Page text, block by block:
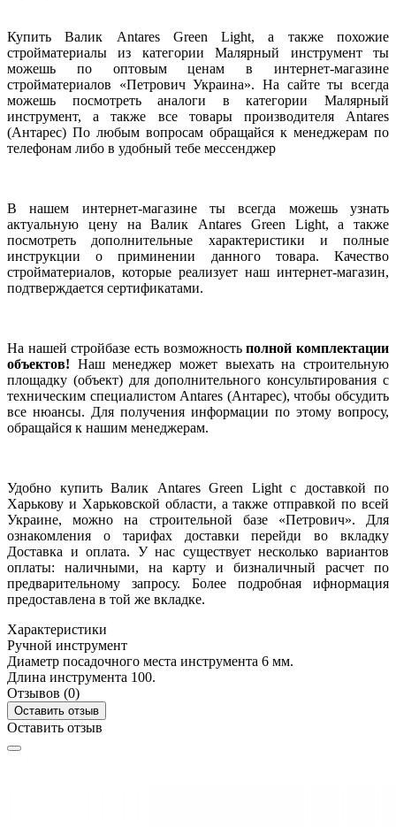
Купить Валик Antares Green Light, а также похожие
стройматериалы из категории Малярный инструмент ты
можешь по оптовым ценам в интернет-магазине
стройматериалов «Петрович Украина». На сайте ты всегда
можешь посмотреть аналоги в категории Малярный
инструмент, а также все товары производителя Antares
(Антарес) По любым вопросам обращайся к менеджерам по
телефонам либо в удобный тебе мессенджер
В нашем интернет-магазине ты всегда можешь узнать
актуальную цену на Валик Antares Green Light, а также
посмотреть дополнительные характеристики и полные
инструкции о приминении данного товара. Качество
стройматериалов, которые реализует наш интернет-магазин,
подтверждается сертификатами.
На нашей стройбазе есть возможностьполной комплектации
объектов! Наш менеджер может выехать на строительную
площадку (объект) для дополнительного консультирования с
техническим специалистом Antares (Антарес), чтобы обсудить
все нюансы. Для получения информации по этому вопросу,
обращайся к нашим менеджерам.
Удобно купить Валик Antares Green Light с доставкой по
Харькову и Харьковской области, а также отправкой по всей
Украине, можно на строительной базе «Петрович». Для
ознакомления о тарифах доставки перейди во вкладку
Доставка и оплата. У нас существует несколько вариантов
оплаты: наличными, на карту и бизналичный расчет по
предварительному запросу. Более подробная ифнормация
предоставлена в той же вкладке.
Характеристики
Ручной инструмент
Диаметр посадочного места инструмента 6 мм.
Длина инструмента 100.
Отзывов (0)
Оставить отзыв
Оставить отзыв